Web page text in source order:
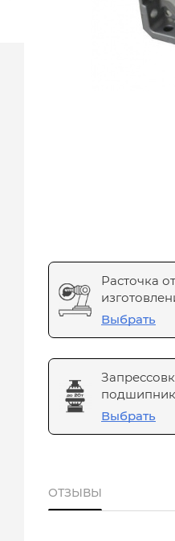
Расточка
Выбрать
Выбрать
ОТЗЫВЫ